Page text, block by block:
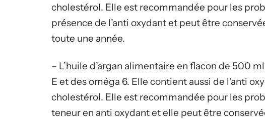
cholestérol. Elle est recommandée pour les
présence de l’anti oxydant et peut être
toute une année.
– L’huile d’argan alimentaire en flacon de 500
E et des oméga 6. Elle contient aussi de l’anti
cholestérol. Elle est recommandée pour les
teneur en anti oxydant et elle peut être